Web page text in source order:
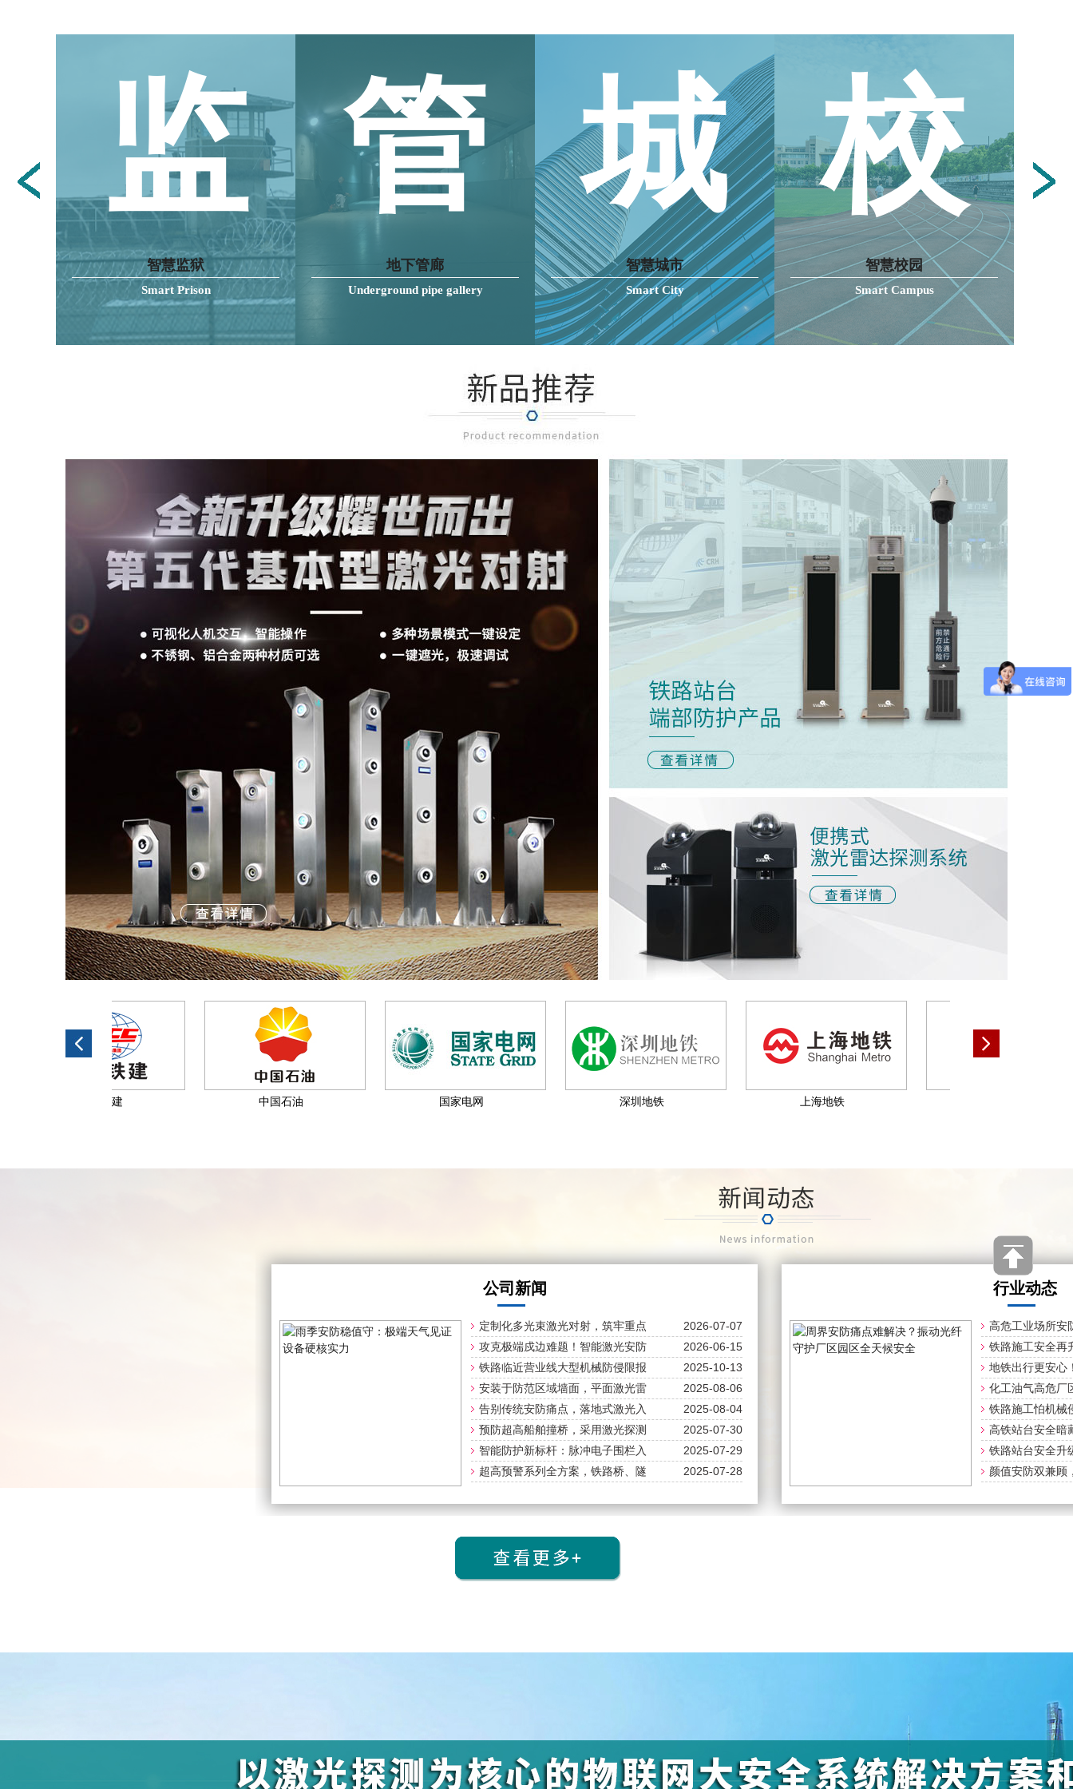
监
智慧监狱
Smart Prison
管
地下管廊
Underground pipe gallery
城
智慧城市
Smart City
校
智慧校园
Smart Campus
公司新闻
定制化多光束激光对射，筑牢重点
园区周...
2026-07-07
攻克极端戍边难题！智能激光安防
守护千...
2026-06-15
铁路临近营业线大型机械防侵限报
警系统...
2025-10-13
安装于防范区域墙面，平面激光雷
达探测...
2025-08-06
告别传统安防痛点，落地式激光入
侵探测...
2025-08-04
预防超高船舶撞桥，采用激光探测
器进行...
2025-07-30
智能防护新标杆：脉冲电子围栏入
侵报警...
2025-07-29
超高预警系列全方案，铁路桥、隧
2025-07-28
行业动态
高危工业场所安
三鉴探...
铁路施工安全再
达防侵...
地铁出行更安心
技，守护...
化工油气高危厂
射，筑...
铁路施工怕机械
达守住...
高铁站台安全暗
筑牢出...
铁路站台安全升
警戒设...
颜值安防双兼顾